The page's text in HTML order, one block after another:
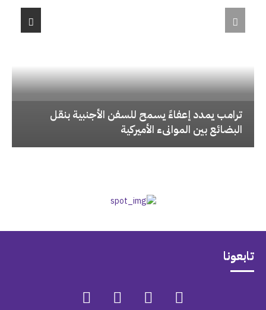
‏ترامب يمدد إعفاءً يسمح للسفن الأجنبية بنقل
البضائع بين الموانىء الأميركية
تابعونا